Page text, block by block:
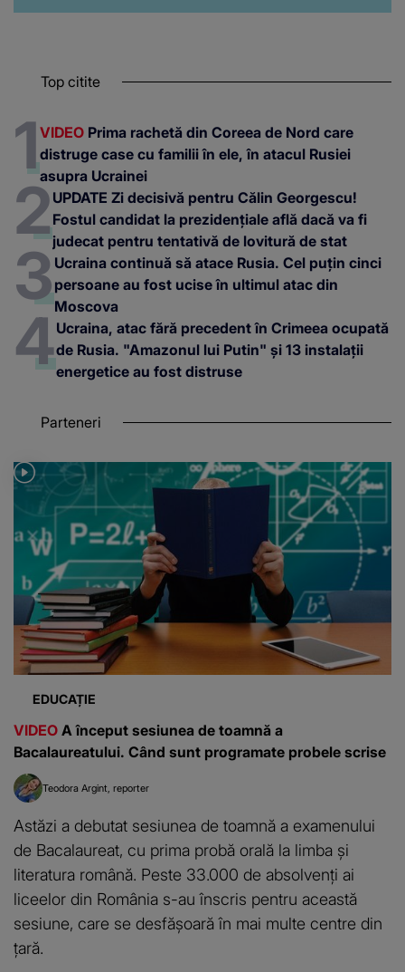
Top citite
VIDEO Prima rachetă din Coreea de Nord care
distruge case cu familii în ele, în atacul Rusiei
asupra Ucrainei
UPDATE Zi decisivă pentru Călin Georgescu!
Fostul candidat la prezidențiale află dacă va fi
judecat pentru tentativă de lovitură de stat
Ucraina continuă să atace Rusia. Cel puțin cinci
persoane au fost ucise în ultimul atac din
Moscova
Ucraina, atac fără precedent în Crimeea ocupată
de Rusia. "Amazonul lui Putin" și 13 instalații
energetice au fost distruse
Parteneri
EDUCAȚIE
VIDEO A început sesiunea de toamnă a
Bacalaureatului. Când sunt programate probele scrise
Teodora Argint reporter
Astăzi a debutat sesiunea de toamnă a examenului
de Bacalaureat, cu prima probă orală la limba și
literatura română. Peste 33.000 de absolvenți ai
liceelor din România s-au înscris pentru această
sesiune, care se desfășoară în mai multe centre din
țară.